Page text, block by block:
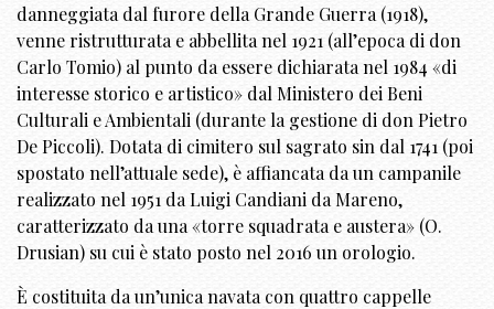
danneggiata dal furore della Grande Guerra (1918),
venne ristrutturata e abbellita nel 1921 (all’epoca di don
Carlo Tomio) al punto da essere dichiarata nel 1984 «di
interesse storico e artistico» dal Ministero dei Beni
Culturali e Ambientali (durante la gestione di don Pietro
De Piccoli). Dotata di cimitero sul sagrato sin dal 1741 (poi
spostato nell’attuale sede), è affiancata da un campanile
realizzato nel 1951 da Luigi Candiani da Mareno,
caratterizzato da una «torre squadrata e austera» (O.
Drusian) su cui è stato posto nel 2016 un orologio.
È costituita da un’unica navata con quattro cappelle